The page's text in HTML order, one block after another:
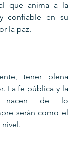
que anima a la
confiable en su
la paz.
tener plena
La fe pública y la
nacen de lo
serán como el
nivel.